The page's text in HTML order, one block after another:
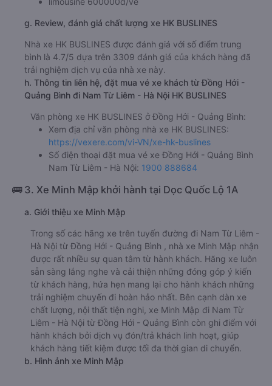
g. Review, đánh giá chất lượng xe HK BUSLINES
Nhà xe HK BUSLINES được đánh giá với số điểm trung
bình là 4.7/5 dựa trên 3309 đánh giá của khách hàng đã
trải nghiệm dịch vụ của nhà xe này.
h. Thông tin liên hệ, đặt mua vé xe khách từ Đồng Hới -
Quảng Bình đi Nam Từ Liêm - Hà Nội HK BUSLINES
Văn phòng xe HK BUSLINES ở Đồng Hới - Quảng Bình:
Xem địa chỉ văn phòng nhà xe HK BUSLINES:
https://vexere.com/vi-VN/xe-hk-buslines
Số điện thoại đặt mua vé xe Đồng Hới - Quảng Bình
Nam Từ Liêm - Hà Nội: 1900 888684
🚌 3. Xe Minh Mập khởi hành tại Dọc Quốc Lộ 1A
a. Giới thiệu xe Minh Mập
Trong số các hãng xe trên tuyến đường đi Nam Từ Liêm -
Hà Nội từ Đồng Hới - Quảng Bình , nhà xe Minh Mập nhận
được rất nhiều sự quan tâm từ hành khách. Hãng xe luôn
sẵn sàng lắng nghe và cải thiện những đóng góp ý kiến
từ khách hàng, hứa hẹn mang lại cho hành khách những
trải nghiệm chuyến đi hoàn hảo nhất. Bên cạnh dàn xe
chất lượng, nội thất tiện nghi, xe Minh Mập đi Nam Từ
Liêm - Hà Nội từ Đồng Hới - Quảng Bình còn ghi điểm với
hành khách bởi dịch vụ đón/trả khách linh hoạt, giúp
khách hàng tiết kiệm được tối đa thời gian di chuyển.
b. Hình ảnh xe Minh Mập